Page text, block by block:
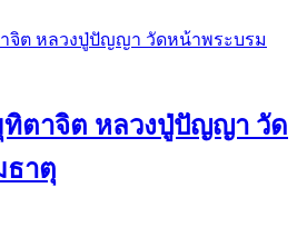
ตาจิต หลวงปู่ปัญญา วัด
ธาตุ